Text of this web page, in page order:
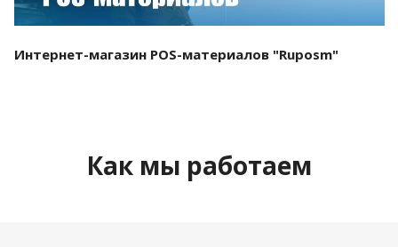
Интернет-магазин POS-материалов "Ruposm"
Как мы работаем